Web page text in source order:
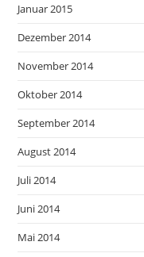
Januar 2015
Dezember 2014
November 2014
Oktober 2014
September 2014
August 2014
Juli 2014
Juni 2014
Mai 2014